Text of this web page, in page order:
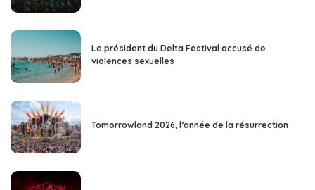
Le président du Delta Festival accusé de
violences sexuelles
Tomorrowland 2026, l’année de la résurrection